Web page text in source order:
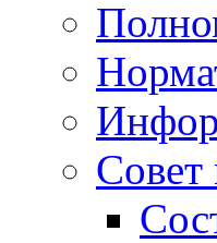
Совет